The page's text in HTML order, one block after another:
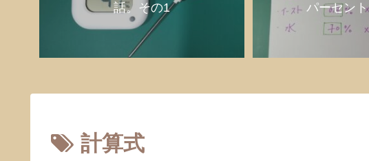
話。その1
パーセン
計算式